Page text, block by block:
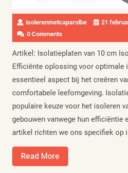
isolerenmetcaparolbe
21
0 Comments
Artikel: Isolatieplaten van 10 cm
Efficiënte oplossing voor optimale
essentieel aspect bij het creëren
comfortabele leefomgeving.
populaire keuze voor het isoleren
gebouwen vanwege hun efficiëntie
artikel richten we ons specifiek op
Read More
More